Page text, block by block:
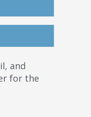
and
for the